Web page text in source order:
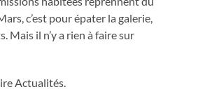
c’est pour épater la galerie,
Mais il n’y a rien à faire sur
Actualités.